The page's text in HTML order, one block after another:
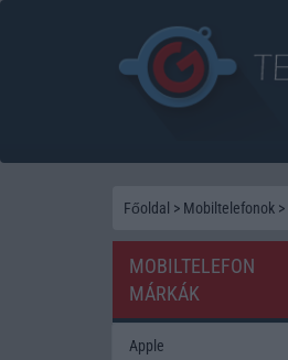
Főoldal > Mobiltelefonok >
MOBILTELEFON
MÁRKÁK
Apple